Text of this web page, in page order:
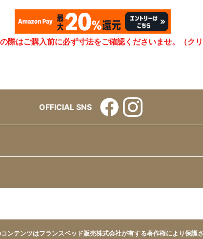
際はご購入前に必ず寸法をご確認くださいませ。（ク
OFFICIAL SNS
ンテンツはフランスベッド販売株式会社が有する著作権により保護さ